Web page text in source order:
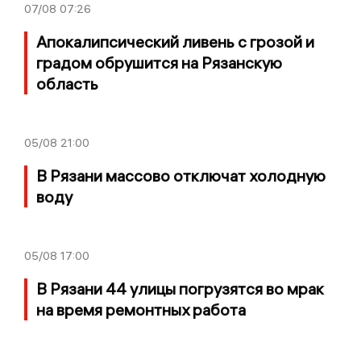
07/08 07:26
Апокалипсический ливень с грозой и
градом обрушится на Рязанскую
область
05/08 21:00
В Рязани массово отключат холодную
воду
05/08 17:00
В Рязани 44 улицы погрузятся во мрак
на время ремонтных работа